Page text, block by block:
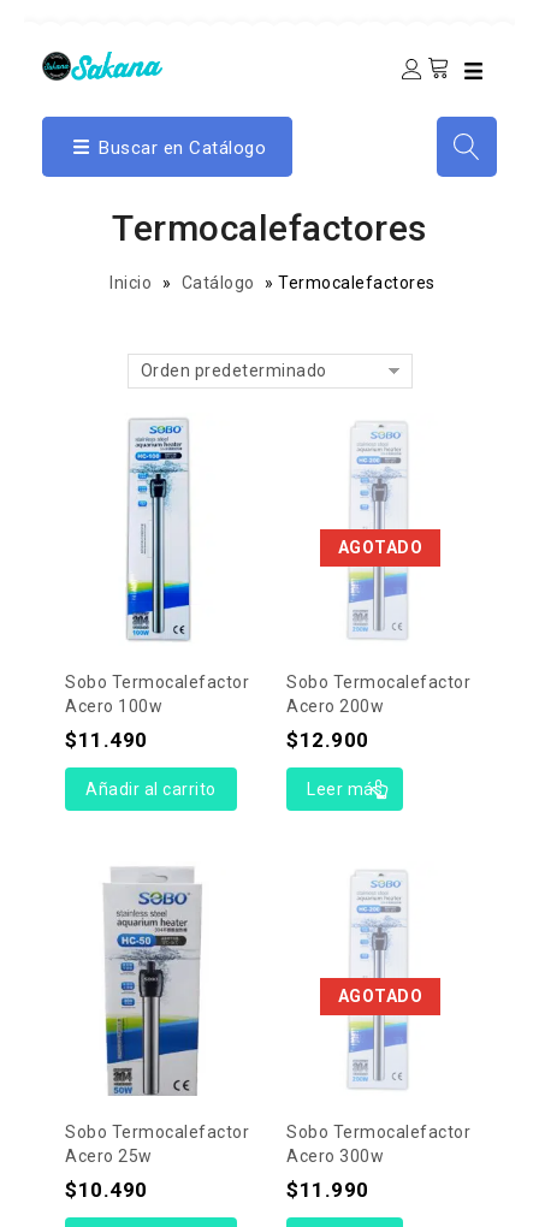
Buscar en Catálogo
Termocalefactores
Inicio » Catálogo »Termocalefactores
Orden predeterminado
Sobo Termocalefactor
Acero 100w
$11.490
Añadir al carrito
AGOTADO
Sobo Termocalefactor
Acero 200w
$12.900
Leer más
Sobo Termocalefactor
Acero 25w
$10.490
AGOTADO
Sobo Termocalefactor
Acero 300w
$11.990